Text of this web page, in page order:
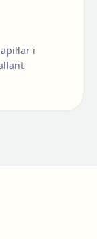
i